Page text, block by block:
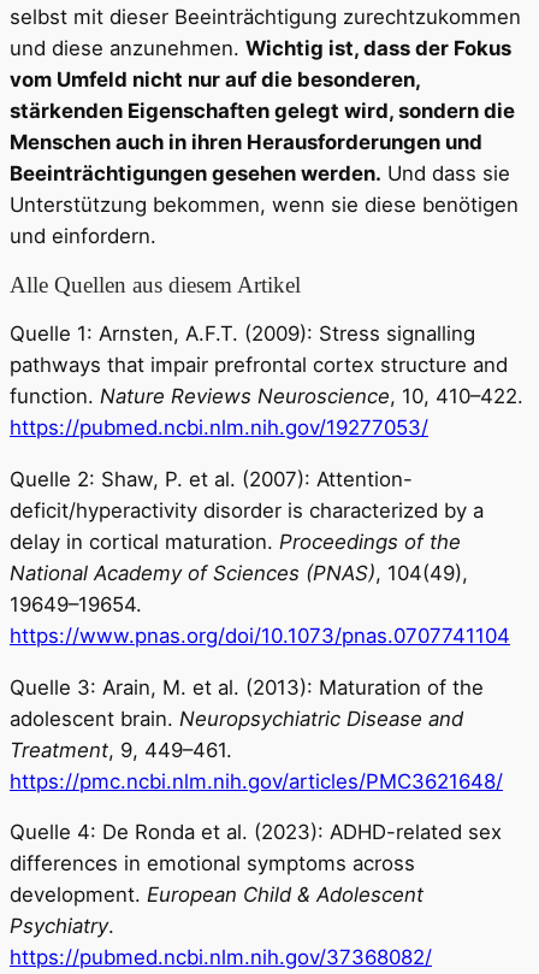
selbst mit dieser Beeinträchtigung zurechtzukommen
und diese anzunehmen. Wichtig ist, dass der Fokus
vom Umfeld nicht nur auf die besonderen,
stärkenden Eigenschaften gelegt wird, sondern die
Menschen auch in ihren Herausforderungen und
Beeinträchtigungen gesehen werden. Und dass sie
Unterstützung bekommen, wenn sie diese benötigen
und einfordern.
Alle Quellen aus diesem Artikel
Quelle 1: Arnsten, A.F.T. (2009): Stress signalling
pathways that impair prefrontal cortex structure and
function. Nature Reviews Neuroscience, 10, 410–422.
https://pubmed.ncbi.nlm.nih.gov/19277053/
Quelle 2: Shaw, P. et al. (2007): Attention-
deficit/hyperactivity disorder is characterized by a
delay in cortical maturation. Proceedings of the
National Academy of Sciences (PNAS), 104(49),
19649–19654.
https://www.pnas.org/doi/10.1073/pnas.0707741104
Quelle 3: Arain, M. et al. (2013): Maturation of the
adolescent brain. Neuropsychiatric Disease and
Treatment, 9, 449–461.
https://pmc.ncbi.nlm.nih.gov/articles/PMC3621648/
Quelle 4: De Ronda et al. (2023): ADHD-related sex
differences in emotional symptoms across
development. European Child & Adolescent
Psychiatry.
https://pubmed.ncbi.nlm.nih.gov/37368082/